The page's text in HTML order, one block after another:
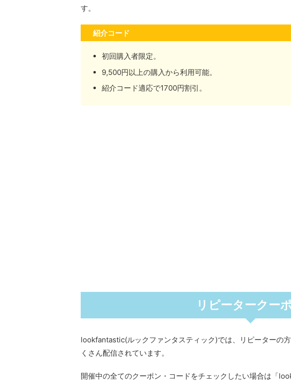
す。
紹介コード
初回購入者限定。
9,500円以上の購入から利用可能。
紹介コード適応で1700円割引。
リピータークー
lookfantastic(ルックファンタスティック)では、リピーターの
くさん配信されています。
開催中の全てのクーポン・コードをチェックしたい場合は「